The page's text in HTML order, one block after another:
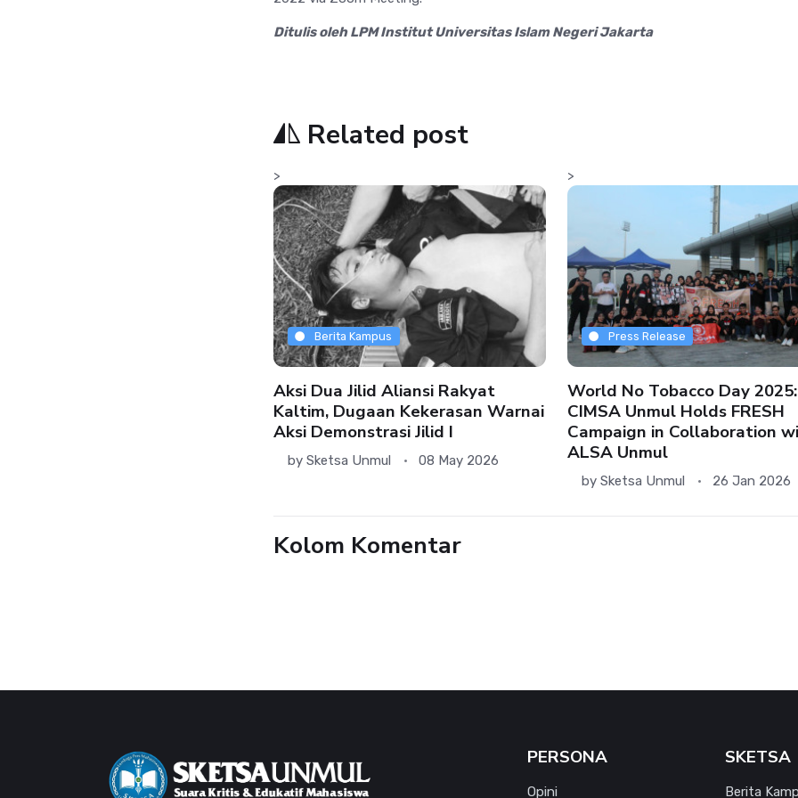
Ditulis oleh LPM Institut Universitas Islam Negeri Jakarta
Related post
>
Berita Kampus
Aksi Dua Jilid Aliansi Rakyat
Kaltim, Dugaan Kekerasan Warnai
Aksi Demonstrasi Jilid I
by Sketsa Unmul 08 May 2026
>
Press Release
World No Tobacco Day 2025:
CIMSA Unmul Holds FRESH
Campaign in Collaboration
ALSA Unmul
by Sketsa Unmul 26 Jan 2026
Kolom Komentar
PERSONA
Opini
SKETSA
Berita